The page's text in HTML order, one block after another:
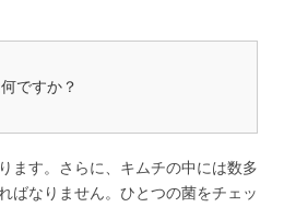
ですか？
ます。さらに、キムチの中には数多
ばなりません。ひとつの菌をチェッ